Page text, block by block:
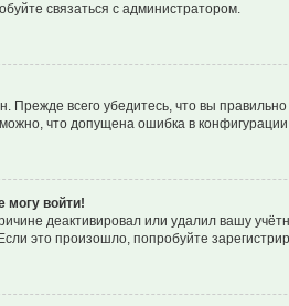
связаться с администратором.
Прежде всего убедитесь, что вы
что допущена ошибка в
могу войти!
деактивировал или удалил вашу
это произошло, попробуйте